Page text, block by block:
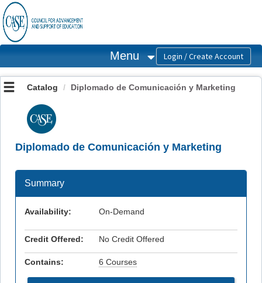
OasisLMS
Menu
Catalog Diplomado de Comunicación y Marketing
Diplomado de Comunicación y Marketing
Summary
Availability: On-Demand
Credit Offered: No Credit Offered
Contains: 6 Courses